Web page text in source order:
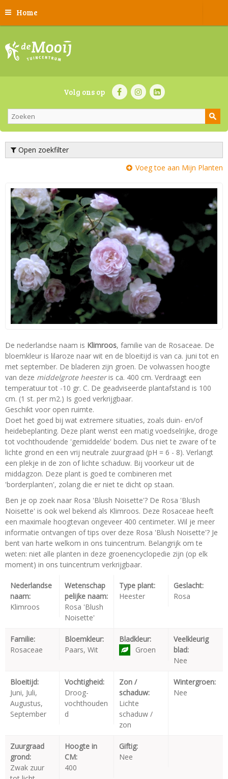
Home
Volg ons op
Open zoekfilter
Voeg toe aan Mijn Planten
De nederlandse naam is Klimroos, familie van de Rosaceae. De
bloemkleur is lilaroze naar wit en de bloeitijd is van ca. juni tot en
met september. De bladeren zijn groen. De volwassen hoogte
van deze middelgrote heesteris ca. 400 cm. Verdraagt een
temperatuur tot -10 gr. C. De geadviseerde plantafstand is 100
cm. (1 st. per m2.) Is goed verkrijgbaar.
Geschikt voor open ruimte.
Doet het goed bij wat extremere situaties, zoals duin- en/of
heidebeplanting. Deze plant wenst een matig voedselrijke, droge
tot vochthoudende 'gemiddelde' bodem. Dus niet te zware of te
lichte grond en een vrij neutrale zuurgraad (pH = 6 - 8). Verlangt
een plekje in de zon of lichte schaduw. Bij voorkeur uit de
middagzon. Deze plant is goed te combineren met
'borderplanten', zolang die er niet te dicht op staan.
Ben je op zoek naar Rosa 'Blush Noisette'? De Rosa 'Blush
Noisette' is ook wel bekend als Klimroos. Deze Rosaceae heeft
een maximale hoogtevan ongeveer 400 centimeter. Wil je meer
informatie ontvangen of tips over deze Rosa 'Blush Noisette'? Je
bent van harte welkom in ons tuincentrum. Belangrijk om te
weten: niet alle planten in deze groenencyclopedie zijn (op elk
moment) in ons tuincentrum verkrijgbaar.
Nederlandse
naam:
Klimroos
Wetenschap
pelijke naam:
Rosa 'Blush
Noisette'
Type plant:
Heester
Geslacht:
Rosa
Familie:
Rosaceae
Bloemkleur:
Paars, Wit
Bladkleur:
Groen
Veelkleurig
blad:
Nee
Bloeitijd:
Juni, Juli,
Augustus,
September
Vochtigheid:
Droog-
vochthouden
d
Zon /
schaduw:
Lichte
schaduw /
zon
Wintergroen:
Nee
Zuurgraad
grond:
Zwak zuur
Hoogte in
CM:
400
Giftig:
Nee